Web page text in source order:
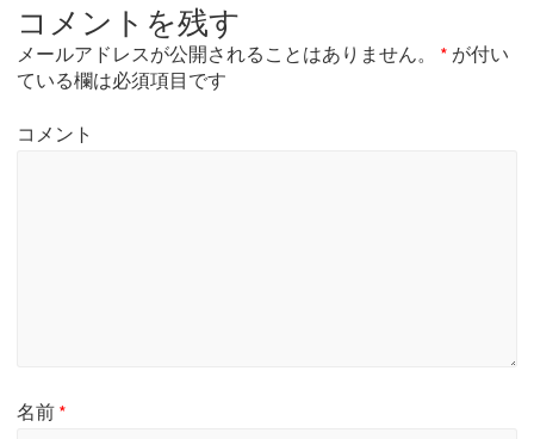
p
o
s
p
o
t
コメントを残す
メールアドレスが公開されることはありません。 * が付い
ている欄は必須項目です
コメント
名前 *